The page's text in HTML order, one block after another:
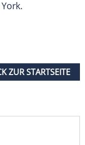
ZUR STARTSEITE